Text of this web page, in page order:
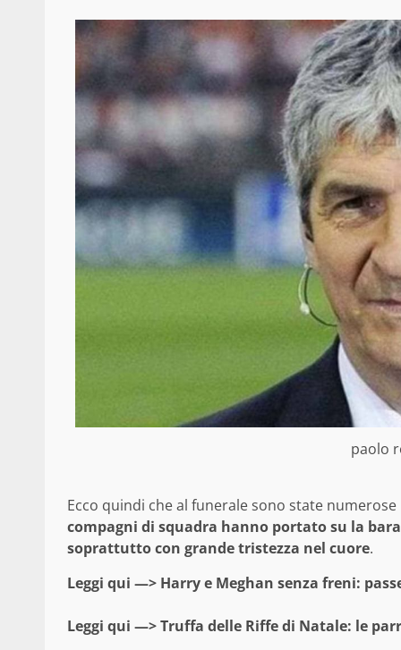
paolo
Ecco quindi che al funerale sono state
compagni di squadra hanno portato su la
soprattutto con grande tristezza nel cuore.
Leggi qui —> Harry e Meghan senza freni:
Leggi qui —>Truffa delle Riffe di Natale: le